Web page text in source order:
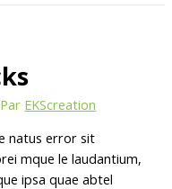
EKScreation
natus error sit
mque le laudantium,
ipsa quae abtel